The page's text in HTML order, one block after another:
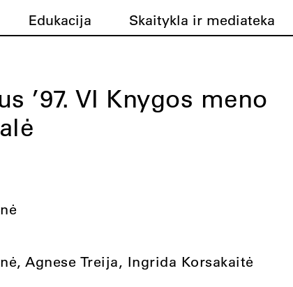
Edukacija Skaitykla ir mediateka
’97. VI Knygos meno
Agnese Treija, Ingrida Korsakaitė